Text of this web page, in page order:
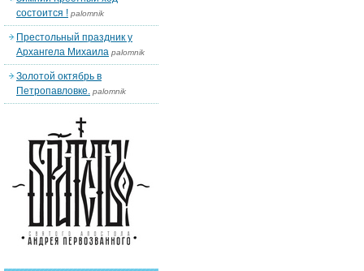
состоится ! palomnik
Престольный праздник у
Архангела Михаила palomnik
Золотой октябрь в
Петропавловке. palomnik